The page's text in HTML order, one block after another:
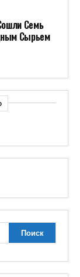
Семь
Сырьем